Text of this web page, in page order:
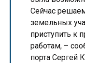
Сейчас
земельных
приступить к
работам, –
порта Сергей